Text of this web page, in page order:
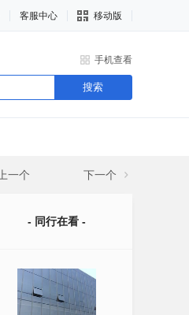
客服中心 移动版
手机查看
搜索
上一个 下一个
- 同行在看 -